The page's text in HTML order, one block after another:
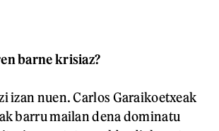
barne krisiaz?
izan nuen. Carlos Garaikoetxeak
barru mailan dena dominatu